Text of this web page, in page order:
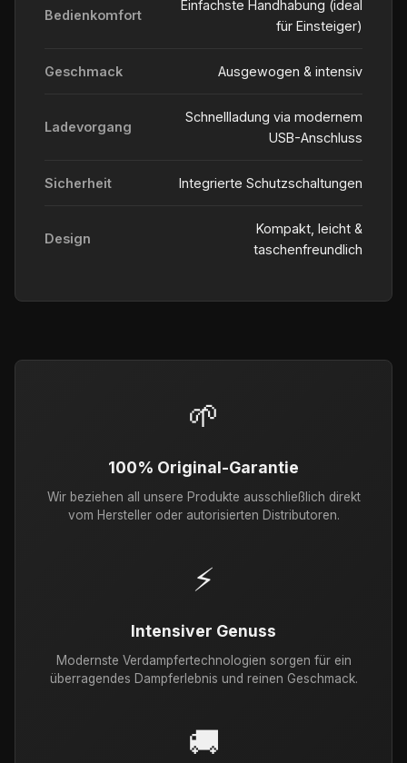
Bedienkomfort
Einfachste Handhabung (ideal
für Einsteiger)
Geschmack Ausgewogen & intensiv
Ladevorgang
Schnellladung via modernem
USB-Anschluss
Sicherheit Integrierte Schutzschaltungen
Design
Kompakt, leicht &
taschenfreundlich
🌱
100% Original-Garantie
Wir beziehen all unsere Produkte ausschließlich direkt
vom Hersteller oder autorisierten Distributoren.
⚡
Intensiver Genuss
Modernste Verdampfertechnologien sorgen für ein
überragendes Dampferlebnis und reinen Geschmack.
🚚